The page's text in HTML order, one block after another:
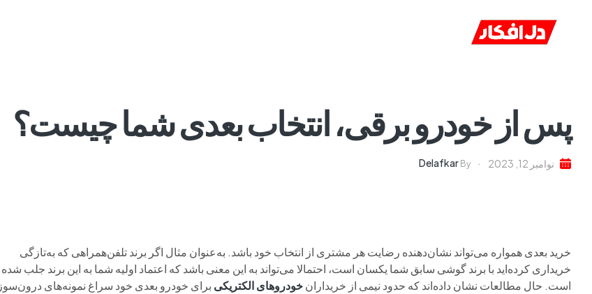
پس از خودرو برقی، انتخاب بعدی شما چیست؟
نوامبر 12, 2023 By
Delafkar
خرید بعدی همواره می‌تواند نشان‌دهنده رضایت هر مشتری از انتخاب خود باشد. به‌عنوان مثال اگر برند تلفن‌همراهی که به‌تازگی
خریداری کرده‌اید با برند گوشی سابق شما یکسان است، احتمالا می‌تواند به این معنی باشد که اعتماد اولیه شما به این برند جلب شده
است. حال مطالعات نشان داده‌اند که حدود نیمی از خریدارانخودروهای الکتریکی برای خودرو بعدی خود سراغ نمونه‌های درون‌سوز